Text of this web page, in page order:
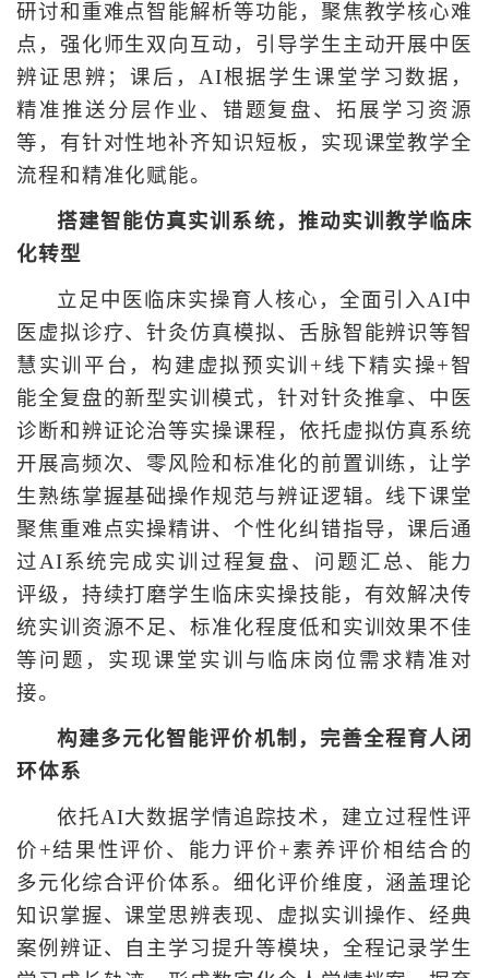
研讨和重难点智能解析等功能，聚焦教学核心难
点，强化师生双向互动，引导学生主动开展中医
辨证思辨；课后，AI根据学生课堂学习数据，
精准推送分层作业、错题复盘、拓展学习资源
等，有针对性地补齐知识短板，实现课堂教学全
流程和精准化赋能。
搭建智能仿真实训系统，推动实训教学临床
化转型
立足中医临床实操育人核心，全面引入AI中
医虚拟诊疗、针灸仿真模拟、舌脉智能辨识等智
慧实训平台，构建虚拟预实训+线下精实操+智
能全复盘的新型实训模式，针对针灸推拿、中医
诊断和辨证论治等实操课程，依托虚拟仿真系统
开展高频次、零风险和标准化的前置训练，让学
生熟练掌握基础操作规范与辨证逻辑。线下课堂
聚焦重难点实操精讲、个性化纠错指导，课后通
过AI系统完成实训过程复盘、问题汇总、能力
评级，持续打磨学生临床实操技能，有效解决传
统实训资源不足、标准化程度低和实训效果不佳
等问题，实现课堂实训与临床岗位需求精准对
接。
构建多元化智能评价机制，完善全程育人闭
环体系
依托AI大数据学情追踪技术，建立过程性评
价+结果性评价、能力评价+素养评价相结合的
多元化综合评价体系。细化评价维度，涵盖理论
知识掌握、课堂思辨表现、虚拟实训操作、经典
案例辨证、自主学习提升等模块，全程记录学生